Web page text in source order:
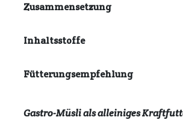
Zusammensetzung
Inhaltsstoffe
Fütterungsempfehlung
Gastro-Müsli als alleiniges